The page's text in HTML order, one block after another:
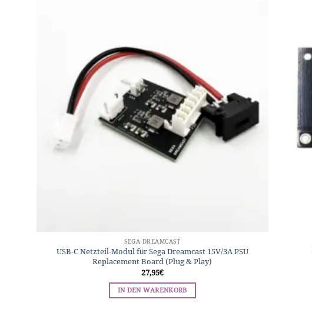
SEGA DREAMCAST
USB-C Netzteil-Modul für Sega Dreamcast 15V/3A PSU
Replacement Board (Plug & Play)
27,95€
IN DEN WARENKORB